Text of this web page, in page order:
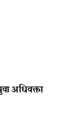
अधिवक्ता